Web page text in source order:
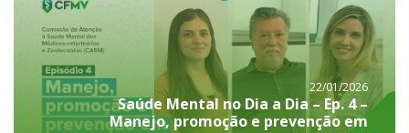
22/01/2026
Saúde Mental no Dia a Dia – Ep. 4 –
Manejo, promoção e prevenção em